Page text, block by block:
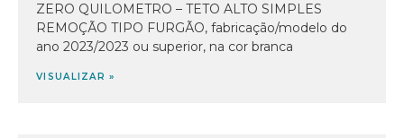
ZERO QUILOMETRO – TETO ALTO SIMPLES
REMOÇÃO TIPO FURGÃO, fabricação/modelo do
ano 2023/2023 ou superior, na cor branca
VISUALIZAR »